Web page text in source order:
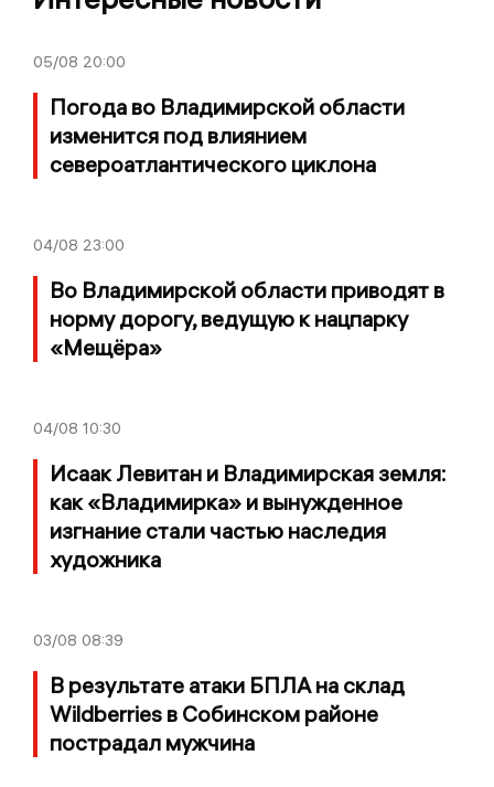
05/08 20:00
Погода во Владимирской области
изменится под влиянием
североатлантического циклона
04/08 23:00
Во Владимирской области приводят в
норму дорогу, ведущую к нацпарку
«Мещёра»
04/08 10:30
Исаак Левитан и Владимирская земля:
как «Владимирка» и вынужденное
изгнание стали частью наследия
художника
03/08 08:39
В результате атаки БПЛА на склад
Wildberries в Собинском районе
пострадал мужчина